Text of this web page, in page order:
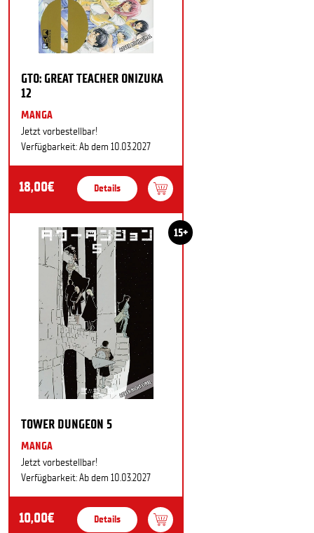
GTO: GREAT TEACHER ONIZUKA
12
MANGA
Jetzt vorbestellbar!
Verfügbarkeit: Ab dem 10.03.2027
18,00€ Details
15+
TOWER DUNGEON 5
MANGA
Jetzt vorbestellbar!
Verfügbarkeit: Ab dem 10.03.2027
10,00€ Details